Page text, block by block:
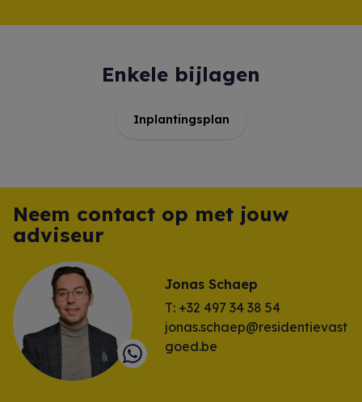
Enkele bijlagen
Inplantingsplan
Neem contact op met jouw
adviseur
Jonas Schaep
T: +32 497 34 38 54
jonas.schaep@residentievast
goed.be